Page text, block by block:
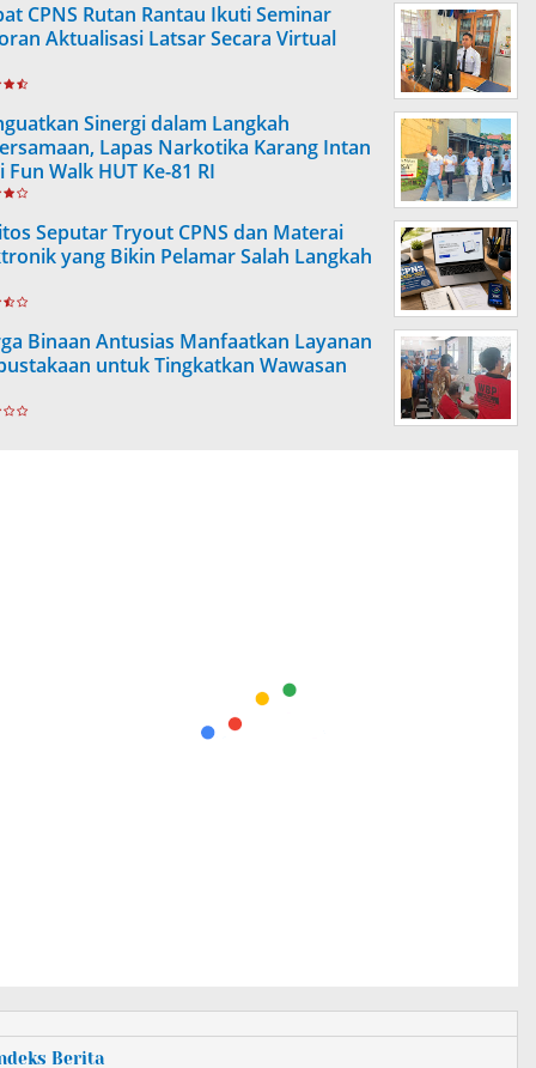
CPNS Rutan Rantau Ikuti Seminar
Aktualisasi Latsar Secara Virtual
Sinergi dalam Langkah
Lapas Narkotika Karang Intan
Walk HUT Ke-81 RI
Seputar Tryout CPNS dan Materai
yang Bikin Pelamar Salah Langkah
Binaan Antusias Manfaatkan Layanan
untuk Tingkatkan Wawasan
Berita